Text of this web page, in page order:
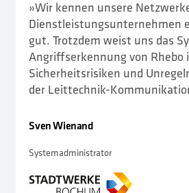
»Wir kennen unsere
Dienstleistungsunternehmen
gut. Trotzdem weist uns das
Angriffserkennung von Rhebo
Sicherheitsrisiken und
der Leittechnik-
Sven Wienand
Systemadministrator